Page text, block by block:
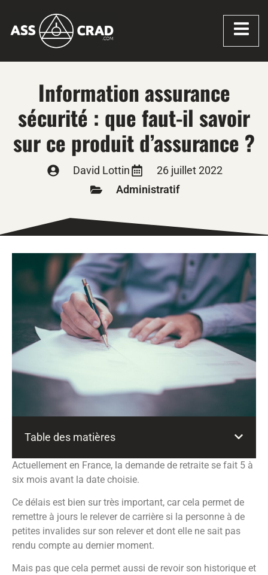
Information assurance
sécurité : que faut-il savoir
sur ce produit d’assurance ?
David Lottin
26 juillet 2022
Administratif
Table des matières
Actuellement en France, la demande de retraite se fait 5 à
six mois avant la date choisie.
Ce délais est bien sur très important, car cela permet de
remettre à jours le relever de carrière si la personne à de
petites invalides sur son relever et dont elle ne sait pas
rendu compte au dernier moment.
Mais pas que cela permet aussi de revoir son historique et